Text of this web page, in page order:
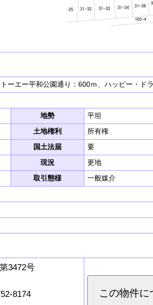
ーエー平和公園通り：600ｍ、ハッピー・ド
地勢
平坦
土地権利
所有権
国土法届
要
現況
更地
取引態様
一般媒介
3472号
8174
この物件に